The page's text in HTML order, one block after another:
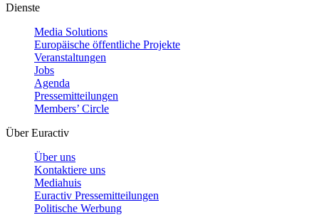
Dienste
Media Solutions
Europäische öffentliche Projekte
Veranstaltungen
Jobs
Agenda
Pressemitteilungen
Members’ Circle
Über Euractiv
Über uns
Kontaktiere uns
Mediahuis
Euractiv Pressemitteilungen
Politische Werbung